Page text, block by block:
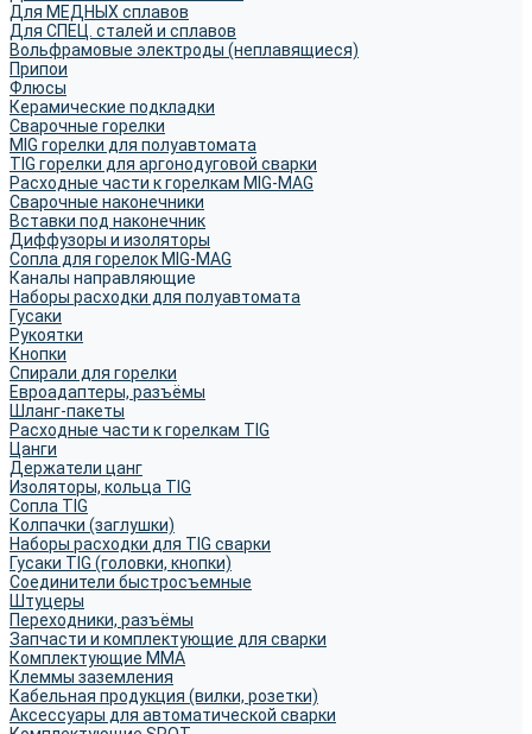
Для МЕДНЫХ сплавов
Для СПЕЦ. сталей и сплавов
Вольфрамовые электроды (неплавящиеся)
Припои
Флюсы
Керамические подкладки
Сварочные горелки
MIG горелки для полуавтомата
TIG горелки для аргонодуговой сварки
Расходные части к горелкам MIG-MAG
Сварочные наконечники
Вставки под наконечник
Диффузоры и изоляторы
Сопла для горелок MIG-MAG
Каналы направляющие
Наборы расходки для полуавтомата
Гусаки
Рукоятки
Кнопки
Спирали для горелки
Евроадаптеры, разъёмы
Шланг-пакеты
Расходные части к горелкам TIG
Цанги
Держатели цанг
Изоляторы, кольца TIG
Сопла TIG
Колпачки (заглушки)
Наборы расходки для TIG сварки
Гусаки TIG (головки, кнопки)
Соединители быстросъемные
Штуцеры
Переходники, разъёмы
Запчасти и комплектующие для сварки
Комплектующие ММА
Клеммы заземления
Кабельная продукция (вилки, розетки)
Аксессуары для автоматической сварки